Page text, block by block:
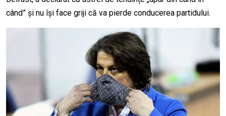
când” și nu își face griji că va pierde conducerea partidului.